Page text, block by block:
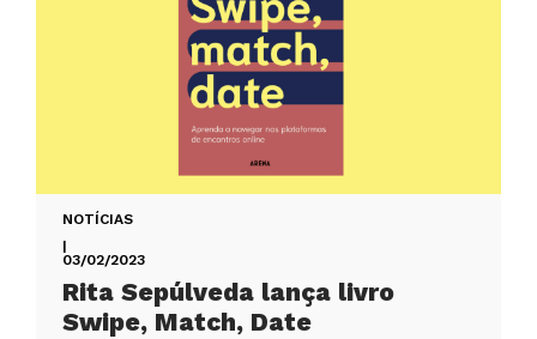
NOTÍCIAS
|
03/02/2023
Rita Sepúlveda lança livro
Swipe, Match, Date